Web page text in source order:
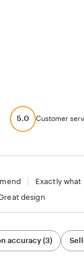
5.0 Customer
Exactly what
design
accuracy (3)